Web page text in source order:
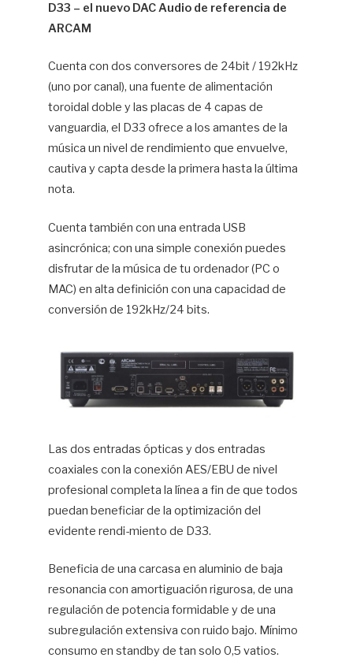
D33 – el nuevo DAC Audio de referencia de
ARCAM
Cuenta con dos conversores de 24bit / 192kHz
(uno por canal), una fuente de alimentación
toroidal doble y las placas de 4 capas de
vanguardia, el D33 ofrece a los amantes de la
música un nivel de rendimiento que envuelve,
cautiva y capta desde la primera hasta la última
nota.
Cuenta también con una entrada USB
asincrónica; con una simple conexión puedes
disfrutar de la música de tu ordenador (PC o
MAC) en alta definición con una capacidad de
conversión de 192kHz/24 bits.
Las dos entradas ópticas y dos entradas
coaxiales con la conexión AES/EBU de nivel
profesional completa la línea a fin de que todos
puedan beneficiar de la optimización del
evidente rendi-miento de D33.
Beneficia de una carcasa en aluminio de baja
resonancia con amortiguación rigurosa, de una
regulación de potencia formidable y de una
subregulación extensiva con ruido bajo. Mínimo
consumo en standby de tan solo 0,5 vatios.